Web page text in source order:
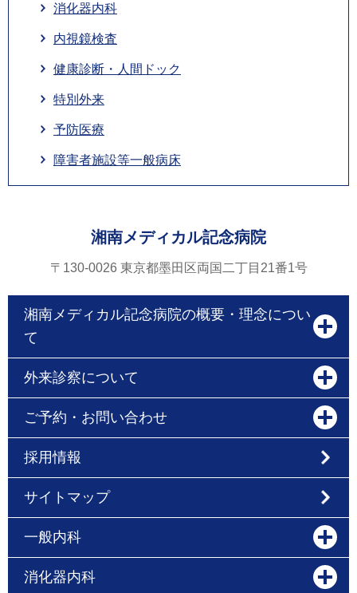
消化器内科
内視鏡検査
健康診断・人間ドック
特別外来
予防医療
障害者施設等一般病床
湘南メディカル記念病院
〒130-0026 東京都墨田区両国二丁目21番1号
湘南メディカル記念病院の概要・理念につい
て
外来診察について
ご予約・お問い合わせ
採用情報
サイトマップ
一般内科
消化器内科